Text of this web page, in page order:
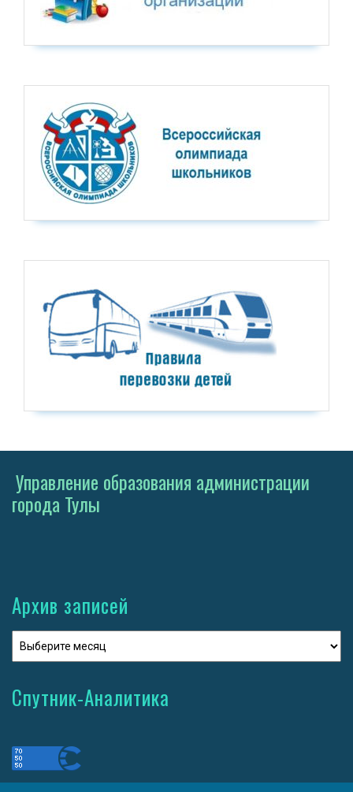
Управление образования администрации
города Тулы
Архив записей
Спутник-Аналитика